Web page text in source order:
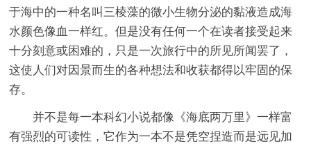
于海中的一种名叫三棱藻的微小生物分泌的黏液造成海
水颜色像血一样红。但是没有任何一个在读者接受起来
十分刻意或困难的，只是一次旅行中的所见所闻罢了，
这使人们对因景而生的各种想法和收获都得以牢固的保
存。
并不是每一本科幻小说都像《海底两万里》一样富
有强烈的可读性，它作为一本不是凭空捏造而是远见加